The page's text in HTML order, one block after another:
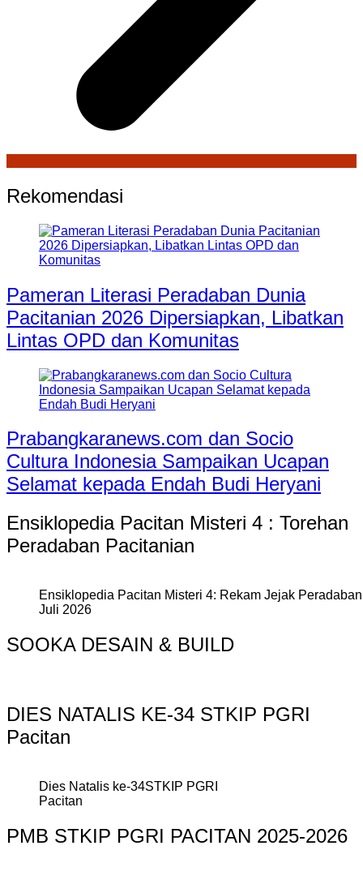
Rekomendasi
Pameran Literasi Peradaban Dunia
Pacitanian 2026 Dipersiapkan, Libatkan
Lintas OPD dan Komunitas
Prabangkaranews.com dan Socio
Cultura Indonesia Sampaikan Ucapan
Selamat kepada Endah Budi Heryani
Ensiklopedia Pacitan Misteri 4 : Torehan
Peradaban Pacitanian
Ensiklopedia Pacitan Misteri 4: Rekam Jejak
Juli 2026
SOOKA DESAIN & BUILD
DIES NATALIS KE-34 STKIP PGRI
Pacitan
Dies Natalis ke-34STKIP PGRI
Pacitan
PMB STKIP PGRI PACITAN 2025-2026